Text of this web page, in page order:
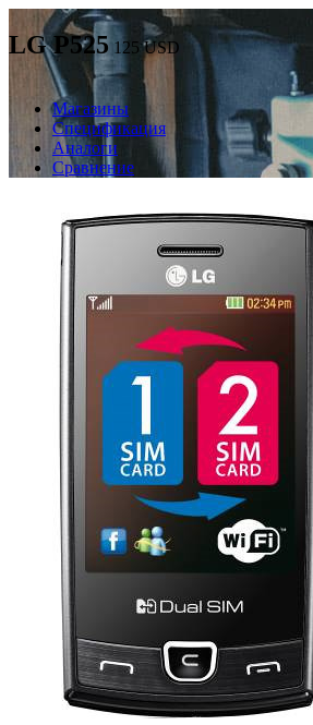
LG P525 125USD
Магазины
Спецификация
Аналоги
Сравнение